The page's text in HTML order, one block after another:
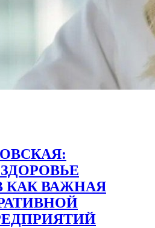
КАК ВАЖНАЯ